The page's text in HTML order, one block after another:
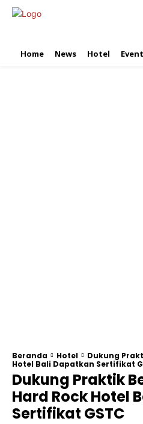
Home News Hotel Event
Beranda Hotel
Dukung
Hotel Bali Dapatkan Sertifikat
Dukung Praktik
Hard Rock Hotel
Sertifikat GSTC